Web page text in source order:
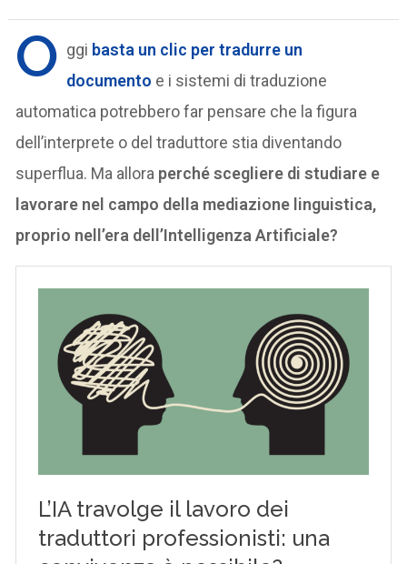
O ggi basta un clic per tradurre un
documento e i sistemi di traduzione
automatica potrebbero far pensare che la figura
dell’interprete o del traduttore stia diventando
superflua. Ma allora perché scegliere di studiare e
lavorare nel campo della mediazione linguistica,
proprio nell’era dell’Intelligenza Artificiale?